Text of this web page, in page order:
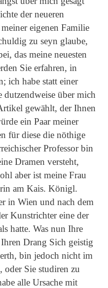
der neueren
eigenen Familie
zu seyn glaube,
das meine neuesten
Sie erfahren, in
ich habe statt einer
über mich
gewählt, der Ihnen
ein Paar meiner
für diese die nöthige
Professor bin
Dramen versteht,
aber ist meine Frau
am Kais. Königl.
in Wien und nach dem
Kunstrichter eine der
hatte. Was nun Ihre
Drang Sich geistig
bin jedoch nicht im
oder Sie studiren zu
alle Ursache mit